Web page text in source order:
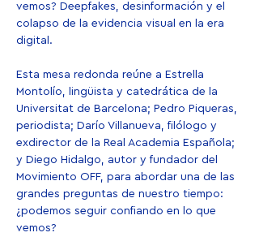
vemos? Deepfakes, desinformación y el
colapso de la evidencia visual en la era
digital.
Esta mesa redonda reúne a Estrella
Montolío, lingüista y catedrática de la
Universitat de Barcelona; Pedro Piqueras,
periodista; Darío Villanueva, filólogo y
exdirector de la Real Academia Española;
y Diego Hidalgo, autor y fundador del
Movimiento OFF, para abordar una de las
grandes preguntas de nuestro tiempo:
¿podemos seguir confiando en lo que
vemos?